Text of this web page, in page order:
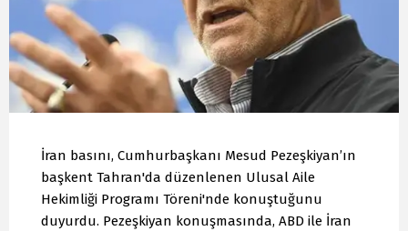
İran basını, Cumhurbaşkanı Mesud Pezeşkiyan’ın
başkent Tahran'da düzenlenen Ulusal Aile
Hekimliği Programı Töreni'nde konuştuğunu
duyurdu. Pezeşkiyan konuşmasında, ABD ile İran